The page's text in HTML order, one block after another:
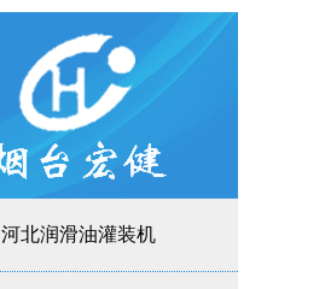
河北润滑油灌装机